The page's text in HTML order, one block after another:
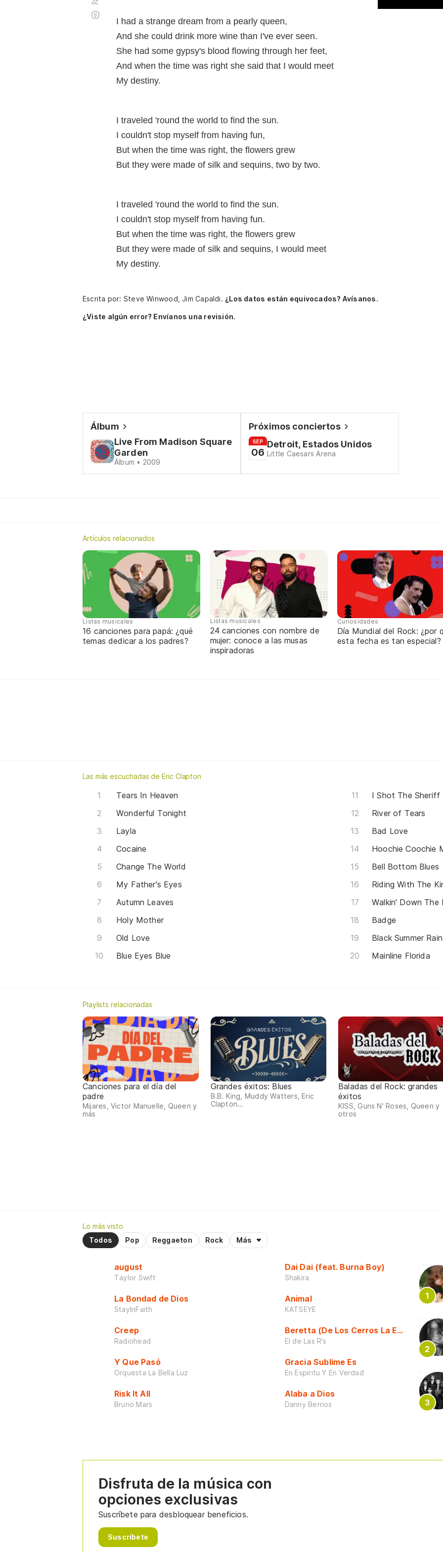
I had a strange dream from a pearly queen,
And she could drink more wine than I've ever seen.
She had some gypsy's blood flowing through her feet,
And when the time was right she said that I would meet
My destiny.
I traveled 'round the world to find the sun.
I couldn't stop myself from having fun,
But when the time was right, the flowers grew
But they were made of silk and sequins, two by two.
I traveled 'round the world to find the sun.
I couldn't stop myself from having fun.
But when the time was right, the flowers grew
But they were made of silk and sequins, I would meet
My destiny.
automático
Escrita por: Steve Winwood, Jim Capaldi. ¿Los datos están equivocados? Avísanos.
¿Viste algún error? Envíanos una revisión.
Álbum
Live From Madison Square
Garden
Álbum • 2009
Próximos conciertos
SEP
06
Detroit, Estados Unidos
Little Caesars Arena
Artículos relacionados
Listas musicales
16 canciones para papá: ¿qué
temas dedicar a los padres?
Listas musicales
24 canciones con nombre de
mujer: conoce a las musas
inspiradoras
Curiosidades
Día Mundial del Rock: ¿por
esta fecha es tan especial?
Las más escuchadas de Eric Clapton
Tears In Heaven
Wonderful Tonight
Layla
Cocaine
Change The World
My Father's Eyes
Autumn Leaves
Holy Mother
Old Love
Blue Eyes Blue
I Shot The Sheriff
River of Tears
Bad Love
Hoochie Coochie
Bell Bottom Blues
Riding With The
Walkin' Down The
Badge
Black Summer Rain
Mainline Florida
Playlists relacionadas
Canciones para el día del
padre
Mijares, Victor Manuelle, Queen y
más
Grandes éxitos: Blues
B.B. King, Muddy Watters, Eric
Clapton...
Baladas del Rock: grandes
éxitos
KISS, Guns N' Roses, Queen y
otros
Lo más visto
Todos
Pop Reggaeton Rock Más
august
Taylor Swift
La Bondad de Dios
StayInFaith
Creep
Radiohead
Y Que Pasó
Orquesta La Bella Luz
Risk It All
Bruno Mars
Dai Dai (feat. Burna Boy)
Shakira
Animal
KATSEYE
Beretta (De Los Cerros La Escuela)
El de Las R's
Gracia Sublime Es
En Espiritu Y En Verdad
Alaba a Dios
Danny Berrios
Disfruta de la música con
opciones exclusivas
Suscríbete para desbloquear beneficios.
Suscríbete